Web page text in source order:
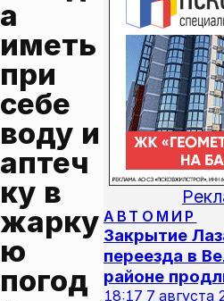
а
иметь
при
себе
воду и
аптеч
ку в
жарку
ю
погод
АВТОМИР
Закрытие
переезда в
районе
18:17 7 августа